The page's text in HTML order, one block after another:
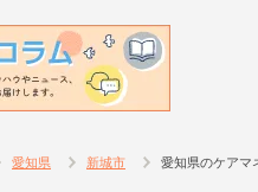
愛知県 新城市 愛知県のケアマ